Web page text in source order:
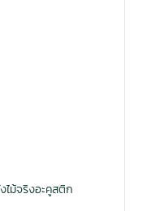
ไม้จริงอะคูสติก